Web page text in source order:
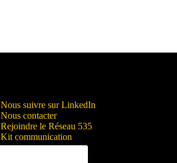
Nous suivre sur LinkedIn
Nous contacter
Rejoindre le Réseau 535
Kit communication